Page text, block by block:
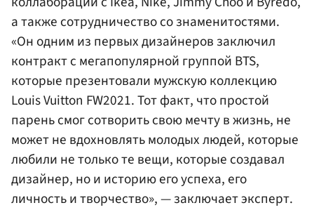
а также сотрудничество со знаменитостями.
«Он одним из первых дизайнеров заключил
контракт с мегапопулярной группой BTS,
которые презентовали мужскую коллекцию
Louis Vuitton FW2021. Тот факт, что простой
парень смог сотворить свою мечту в жизнь, не
может не вдохновлять молодых людей, которые
любили не только те вещи, которые создавал
дизайнер, но и историю его успеха, его
личность и творчество», — заключает эксперт.